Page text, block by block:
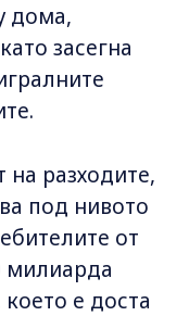
дома,
засегна
разходите,
под нивото
от
милиарда
е доста